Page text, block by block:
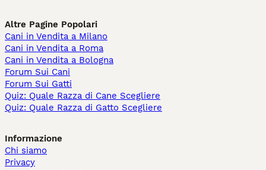
Altre Pagine Popolari
Cani in Vendita a Milano
Cani in Vendita a Roma
Cani in Vendita a Bologna
Forum Sui Cani
Forum Sui Gatti
Quiz: Quale Razza di Cane Scegliere
Quiz: Quale Razza di Gatto Scegliere
Informazione
Chi siamo
Privacy